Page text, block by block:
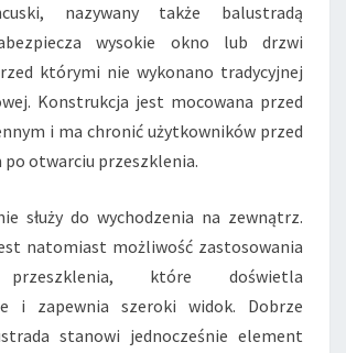
C
I
E
P
E
N
U
E
E
W
A
nazywany także balustradą
wysokie okno lub drzwi
którymi nie wykonano tradycyjnej
Konstrukcja jest mocowana przed
i ma chronić użytkowników przed
po otwarciu przeszklenia.
służy do wychodzenia na zewnątrz.
natomiast możliwość zastosowania
przeszklenia, które doświetla
i zapewnia szeroki widok. Dobrze
stanowi jednocześnie element